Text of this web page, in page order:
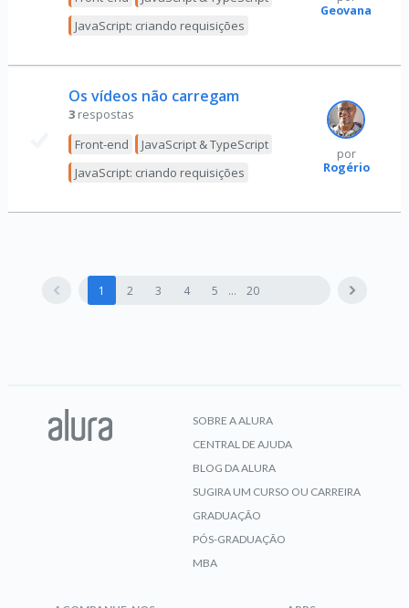
JavaScript: criando requisições
Geovana
Os vídeos não carregam
3 respostas
Front-end
JavaScript & TypeScript
JavaScript: criando requisições
por
Rogério
1 2 3 4 5 20
SOBRE A ALURA
CENTRAL DE AJUDA
BLOG DA ALURA
SUGIRA UM CURSO OU CARREIRA
GRADUAÇÃO
PÓS-GRADUAÇÃO
MBA